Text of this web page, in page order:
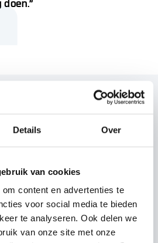
Details Over
van cookies
content en advertenties te
voor social media te bieden
te analyseren. Ook delen we
van onze site met onze
ruimte
vrijkomen kunnen